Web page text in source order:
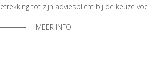
tot zijn adviesplicht bij de keuze
MEER INFO